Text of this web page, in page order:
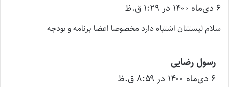
ف
ت
۶ دی‌ماه ۱۴۰۰ در ۱:۲۹ ق.ظ
سلام لیستتان اشتباه دارد مخصوصا اعضا برنامه و بودجه
رسول رضایی
ف
۶ دی‌ماه ۱۴۰۰ در ۸:۵۹ ق.ظ